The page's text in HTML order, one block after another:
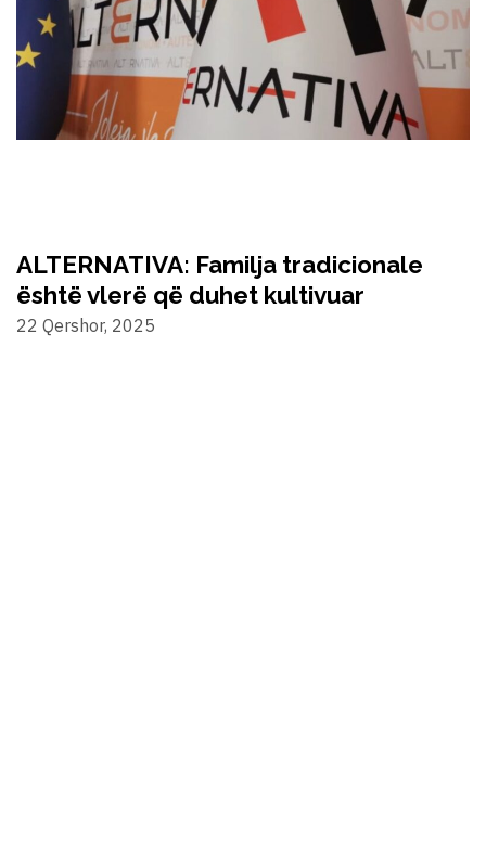
ALTERNATIVA: Familja tradicionale
është vlerë që duhet kultivuar
22 Qershor, 2025